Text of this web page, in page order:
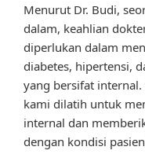
Menurut Dr. Budi,
dalam, keahlian
diperlukan dalam
diabetes, hipertensi,
yang bersifat internal.
kami dilatih untuk
internal dan
dengan kondisi